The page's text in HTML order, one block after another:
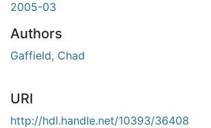
2005-03
Authors
Gaffield, Chad
URI
http://hdl.handle.net/10393/36408